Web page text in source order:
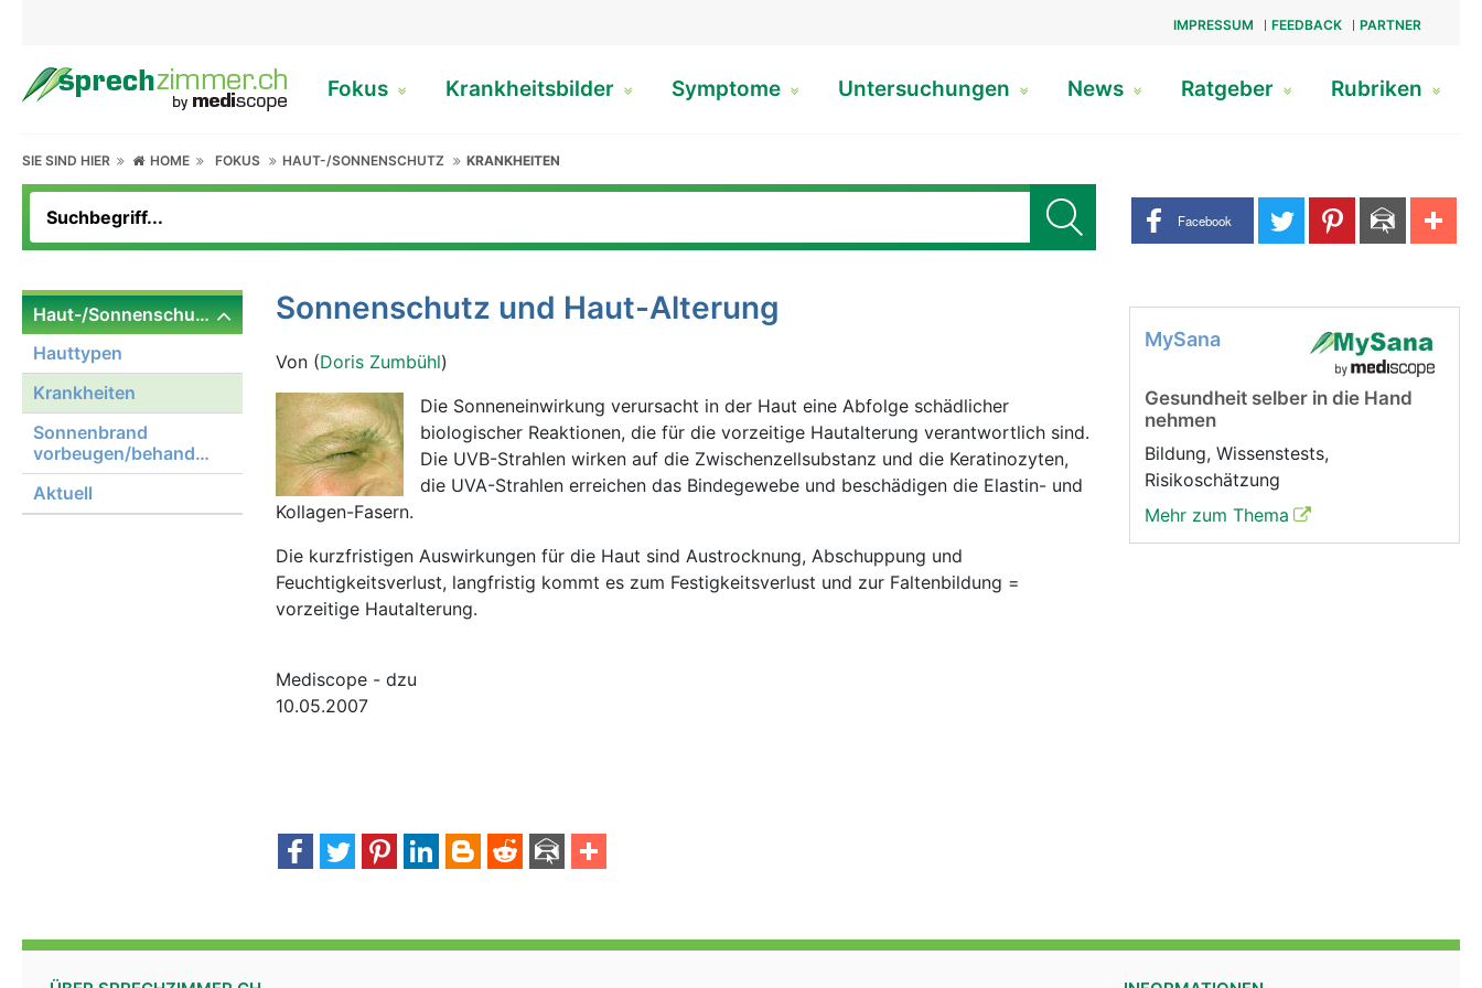
IMPRESSUM FEEDBACK PARTNER
Fokus Krankheitsbilder Symptome Untersuchungen News Ratgeber Rubriken
SIE SIND HIER HOME FOKUS HAUT-/SONNENSCHUTZ KRANKHEITEN
Share buttons
Facebook
Haut-/Sonnenschutz
Hauttypen
Krankheiten
Sonnenbrand
vorbeugen/behandeln
Aktuell
Sonnenschutz und Haut-Alterung
Von (Doris Zumbühl)
Die Sonneneinwirkung verursacht in der Haut eine Abfolge schädlicher
biologischer Reaktionen, die für die vorzeitige Hautalterung verantwortlich sind.
Die UVB-Strahlen wirken auf die Zwischenzellsubstanz und die Keratinozyten,
die UVA-Strahlen erreichen das Bindegewebe und beschädigen die Elastin- und
Kollagen-Fasern.
Die kurzfristigen Auswirkungen für die Haut sind Austrocknung, Abschuppung und
Feuchtigkeitsverlust, langfristig kommt es zum Festigkeitsverlust und zur Faltenbildung =
vorzeitige Hautalterung.
Mediscope - dzu
10.05.2007
MySana
Gesundheit selber in die Hand
nehmen
Bildung, Wissenstests,
Risikoschätzung
Mehr zum Thema